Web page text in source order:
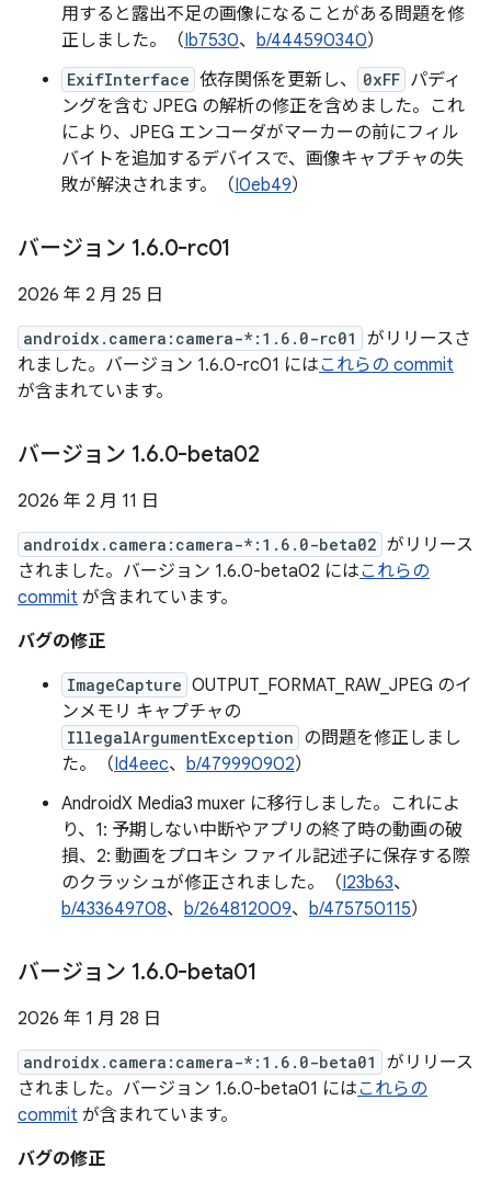
用すると露出不足の画像になることがある問題を修
正しました。（Ib7530、 b/444590340）
ExifInterface 依存関係を更新し、 0xFF パディ
ングを含む JPEG の解析の修正を含めました。これ
により、JPEG エンコーダがマーカーの前にフィル
バイトを追加するデバイスで、画像キャプチャの失
敗が解決されます。（I0eb49）
バージョン 1.6.0-rc01
2026 年 2 月 25 日
androidx.camera:camera-*:1.6.0-rc01
がリリースさ
れました。バージョン 1.6.0-rc01 にはこれらの commit
が含まれています。
バージョン 1.6.0-beta02
2026 年 2 月 11 日
androidx.camera:camera-*:1.6.0-beta02 がリリース
されました。バージョン 1.6.0-beta02 にはこれらの
commit が含まれています。
バグの修正
ImageCapture OUTPUT_FORMAT_RAW_JPEG のイ
ンメモリ キャプチャの
IllegalArgumentException の問題を修正しまし
た。（Id4eec、 b/479990902）
AndroidX Media3 muxer に移行しました。これによ
り、1: 予期しない中断やアプリの終了時の動画の破
損、2: 動画をプロキシ ファイル記述子に保存する際
のクラッシュが修正されました。（I23b63、
b/433649708、 b/264812009、 b/475750115）
バージョン 1.6.0-beta01
2026 年 1 月 28 日
androidx.camera:camera-*:1.6.0-beta01
がリリース
されました。バージョン 1.6.0-beta01 にはこれらの
commit が含まれています。
バグの修正